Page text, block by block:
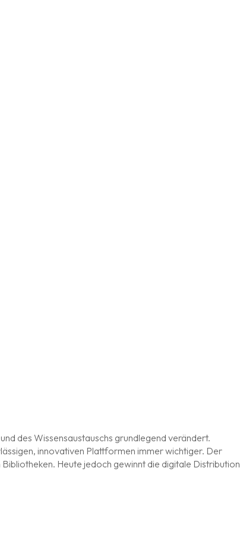
des Wissensaustauschs grundlegend verändert.
innovativen Plattformen immer wichtiger. Der
Heute jedoch gewinnt die digitale Distribution